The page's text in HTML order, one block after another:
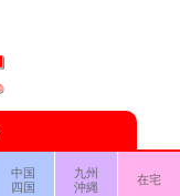
中国
四国
九州
沖縄
在宅